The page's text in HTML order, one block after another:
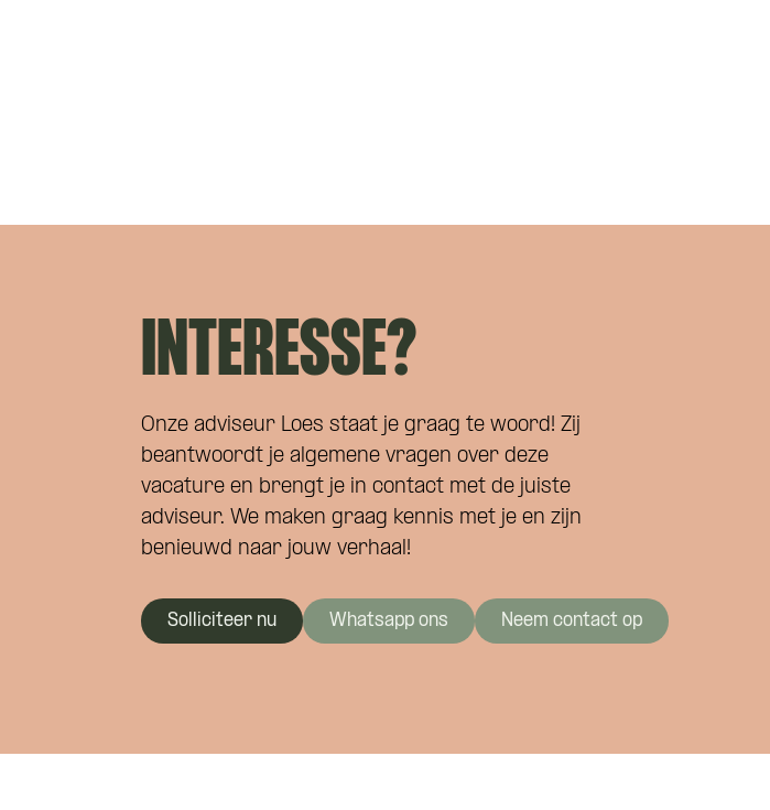
INTERESSE?
Onze adviseur Loes staat je graag te woord! Zij
beantwoordt je algemene vragen over deze
vacature en brengt je in contact met de juiste
adviseur. We maken graag kennis met je en zijn
benieuwd naar jouw verhaal!
Solliciteer nu Whatsapp ons Neem contact op
Wil je alvast wat kwijt?
Wat is je telefoonnummer?